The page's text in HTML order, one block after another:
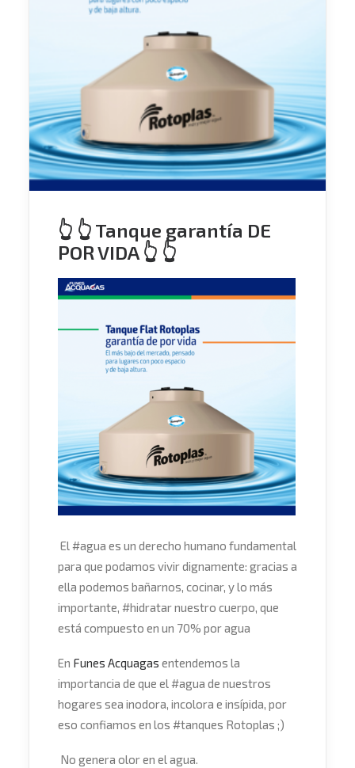
👆 👆 Tanque garantía DE
POR VIDA 👆 👆
El#agua es un derecho humano fundamental
para que podamos vivir dignamente: gracias a
ella podemos bañarnos, cocinar, y lo más
importante, #hidratarnuestro cuerpo, que
está compuesto en un 70% por agua
En Funes Acquagas entendemos la
importancia de que el #agua de nuestros
hogares sea inodora, incolora e insípida, por
eso confiamos en los #tanques Rotoplas ;)
No genera olor en el agua.